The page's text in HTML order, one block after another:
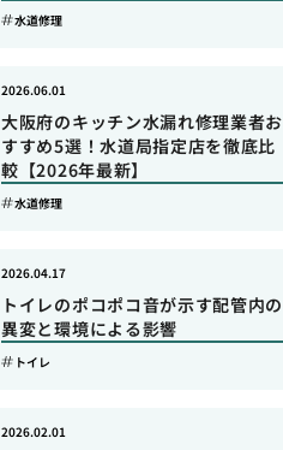
水道修理
大阪府のキッチン水漏れ修理業者お
すすめ5選！水道局指定店を徹底比
較【2026年最新】
2026.06.01
水道修理
トイレのポコポコ音が示す配管内の
異変と環境による影響
2026.04.17
トイレ
2026.02.01